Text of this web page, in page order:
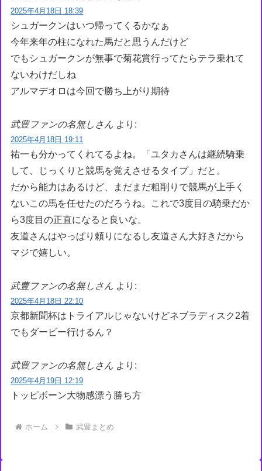
2025年4月18日 18:39
シュガークンはいつ帰ってくるかなぁ
今年来年の柱になれた馬だと思うんだけど
でもシュガークンが無事で菊花賞行ってたらテラ乗れて
ないわけだしね
アルマデオロは今回で勝ち上がり期待
武豊ファンの名無しさん より:
2025年4月18日 19:11
祐一も分かってくれてるよね。「ユタカさんは継続騎乗
して、じっくりと競馬を覚えさせるタイプ」だと。
だから能力はあるけど、まだまだ粗削りで競馬が上手く
ないこの馬を任せたのだろうね。これで3度目の騎乗だか
ら3度目の正直になると良いな。
友道さんはやっぱり頼りになるし友道さん大好きだから
マジで嬉しい。
武豊ファンの名無しさん より:
2025年4月18日 22:10
京都新聞杯はトライアルじゃないけどネブラディスク2着
でもダービー行けるん？
武豊ファンの名無しさん より:
2025年4月19日 12:19
トッピボーン大物感漂う勝ち方
ホーム 武豊まとめ